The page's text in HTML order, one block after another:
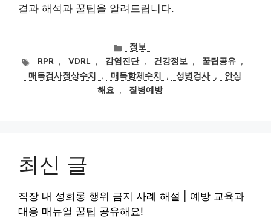
결과 해석과 꿀팁을 알려드립니다.
카
테
고
리
정보
태
그
RPR , VDRL , 감염진단 , 건강정보 , 꿀팁공유 ,
매독검사정상수치
, 매독항체수치 , 성병검사 ,
안심
해요
, 질병예방
최신 글
직장 내 성희롱 행위 금지 사례 해설 | 예방 교육과
대응 매뉴얼 꿀팁 공유해요!